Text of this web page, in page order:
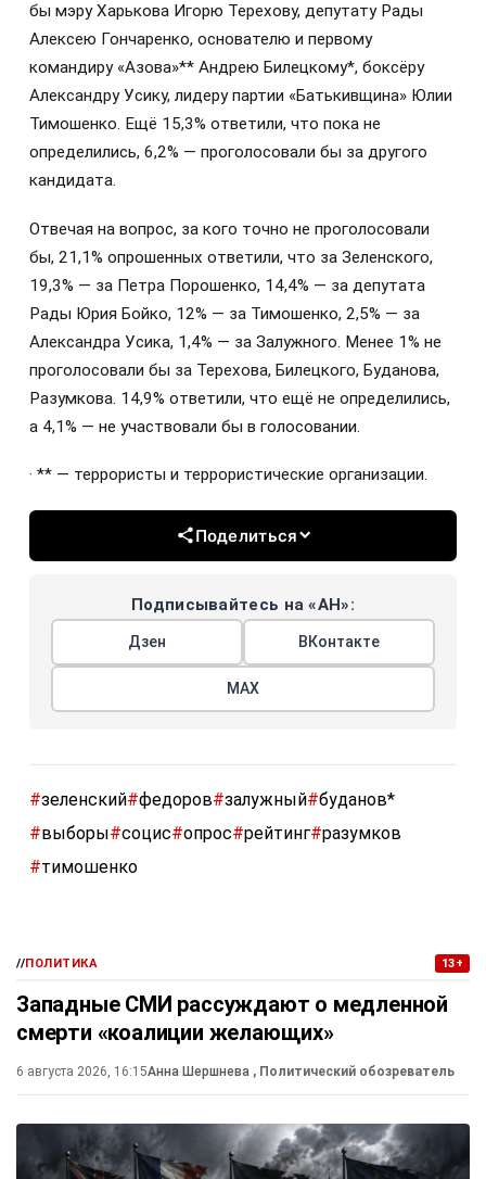
бы мэру Харькова Игорю Терехову, депутату Рады
Алексею Гончаренко, основателю и первому
командиру «Азова»** Андрею Билецкому*, боксёру
Александру Усику, лидеру партии «Батькивщина» Юлии
Тимошенко. Ещё 15,3% ответили, что пока не
определились, 6,2% — проголосовали бы за другого
кандидата.
Отвечая на вопрос, за кого точно не проголосовали
бы, 21,1% опрошенных ответили, что за Зеленского,
19,3% — за Петра Порошенко, 14,4% — за депутата
Рады Юрия Бойко, 12% — за Тимошенко, 2,5% — за
Александра Усика, 1,4% — за Залужного. Менее 1% не
проголосовали бы за Терехова, Билецкого, Буданова,
Разумкова. 14,9% ответили, что ещё не определились,
а 4,1% — не участвовали бы в голосовании.
· ** — террористы и террористические организации.
Поделиться
Подписывайтесь на «АН»:
Дзен ВКонтакте
МАХ
#зеленский#федоров#залужный#буданов*
#выборы#социс#опрос#рейтинг#разумков
#тимошенко
//ПОЛИТИКА 13+
Западные СМИ рассуждают о медленной
смерти «коалиции желающих»
6 августа 2026, 16:15Анна Шершнева , Политический обозреватель